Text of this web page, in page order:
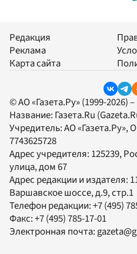
Редакция
Реклама
Карта сайта
© АО «Газета.Ру» (1999-2026)
Название: Газета.Ru
Учредитель:АО «Газета.Ру»,
7743625728
Адрес учредителя: 125239,
улица, дом 67
Адрес редакции и издателя:
Варшавское шоссе, д.9, стр.1
Телефон редакции:+7 (495)
Факс:+7 (495) 785-17-01
Электронная почта: